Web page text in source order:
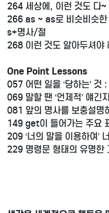
264 세상에, 이런 것도 다
266 as ~ as로 비슷비슷
s+명사/절
268 이런 것도 알아두셔야
One Point Lessons
057 어떤 일을 ‘당하는’ 것
069 말할 땐 ‘언제적’ 얘긴
081 앞의 명사를 보충설명
149 get이 들어가는 주요
209 ‘너의 말을 이용하여’
229 명령문 형태의 유명한